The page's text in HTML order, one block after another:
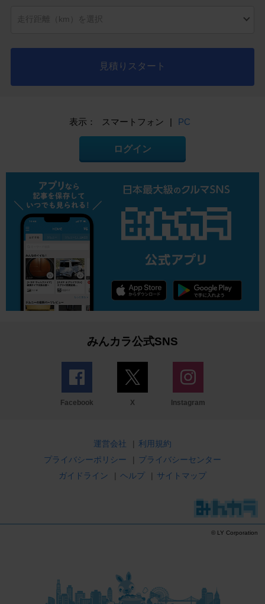
見積りスタート
表示： スマートフォン | PC
ログイン
みんカラ公式SNS
Facebook X Instagram
運営会社 | 利用規約
プライバシーポリシー
| プライバシーセンター
ガイドライン
| ヘルプ | サイトマップ
© LY Corporation